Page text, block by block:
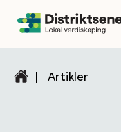
Artikler